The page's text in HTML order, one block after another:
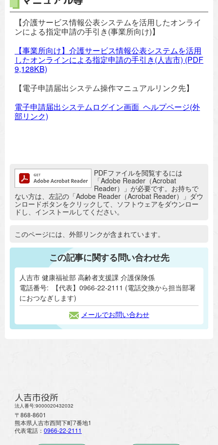
【介護サービス情報公表システムを活用したオンライ
ンによる指定申請の手引き(事業所向け)】
【事業所向け】介護サービス情報公表システムを活用
したオンラインによる指定申請の手引き(人吉市) (PDF
9,128KB)
【電子申請届出システム操作マニュアルリンク先】
電子申請届出システムログイン画面 ヘルプページ(外
部リンク)
追加情報：PDFファイルPDFファイルを閲覧するには
「Adobe Reader（Acrobat
Reader）」が必要です。お持ちで
ない方は、左記の「Adobe Reader（Acrobat Reader）」ダウ
ンロードボタンをクリックして、ソフトウェアをダウンロー
ドし、インストールしてください。
追加情報：外部リンク
このページには、外部リンクが含まれています。
この記事に関する問い合わせ先
人吉市 健康福祉部 高齢者支援課 介護保険係
電話番号:
【代表】0966-22-2111 (電話交換から担当部署
におつなぎします)
メールでお問い合わせ
人吉市役所
法人番号:9000020432032
〒868-8601
熊本県人吉市西間下町7番地1
代表電話： 0966-22-2111